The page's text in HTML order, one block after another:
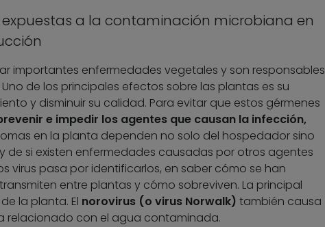
a la contaminación microbiana en
importantes enfermedades vegetales y son responsables
de los principales efectos sobre las plantas es su
y disminuir su calidad. Para evitar que estos gérmenes
e impedir los agentes que causan la infección,
en la planta dependen no solo del hospedador sino
si existen enfermedades causadas por otros agentes
virus pasa por identificarlos, en saber cómo se han
entre plantas y cómo sobreviven. La principal
la planta. El norovirus (o virus Norwalk) también causa
relacionado con el agua contaminada.